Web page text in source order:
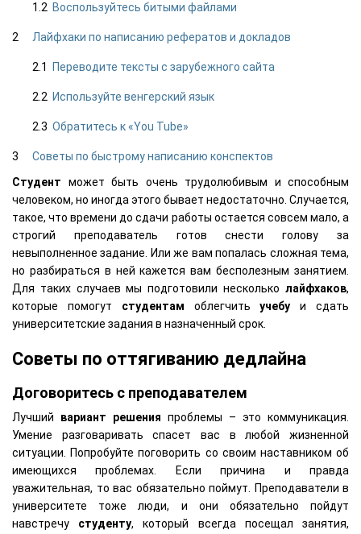
Воспользуйтесь битыми файлами
Лайфхаки по написанию рефератов и докладов
Переводите тексты с зарубежного сайта
Используйте венгерский язык
Обратитесь к «You Tube»
Советы по быстрому написанию конспектов
Студент может быть очень трудолюбивым и способным
человеком, но иногда этого бывает недостаточно. Случается,
такое, что времени до сдачи работы остается совсем мало, а
строгий преподаватель готов снести голову за
невыполненное задание. Или же вам попалась сложная тема,
но разбираться в ней кажется вам бесполезным занятием.
Для таких случаев мы подготовили несколько лайфхаков,
которые помогут студентам облегчитьучебу и сдать
университетские задания в назначенный срок.
Советы по оттягиванию дедлайна
Договоритесь с преподавателем
Лучший вариант решения проблемы – это коммуникация.
Умение разговаривать спасет вас в любой жизненной
ситуации. Попробуйте поговорить со своим наставником об
имеющихся проблемах. Если причина и правда
уважительная, то вас обязательно поймут. Преподаватели в
университете тоже люди, и они обязательно пойдут
навстречу студенту, который всегда посещал занятия,